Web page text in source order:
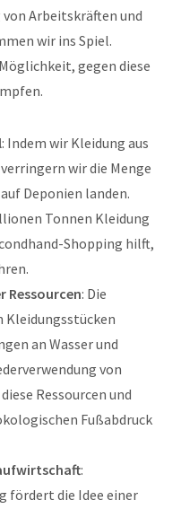
Arbeitskräften und
wir ins Spiel.
gegen diese
: Indem wir Kleidung aus
wir die Menge
Deponien landen.
Tonnen Kleidung
Shopping hilft,
Ressourcen: Die
Kleidungsstücken
an Wasser und
von
Ressourcen und
Fußabdruck
:
fördert die Idee einer